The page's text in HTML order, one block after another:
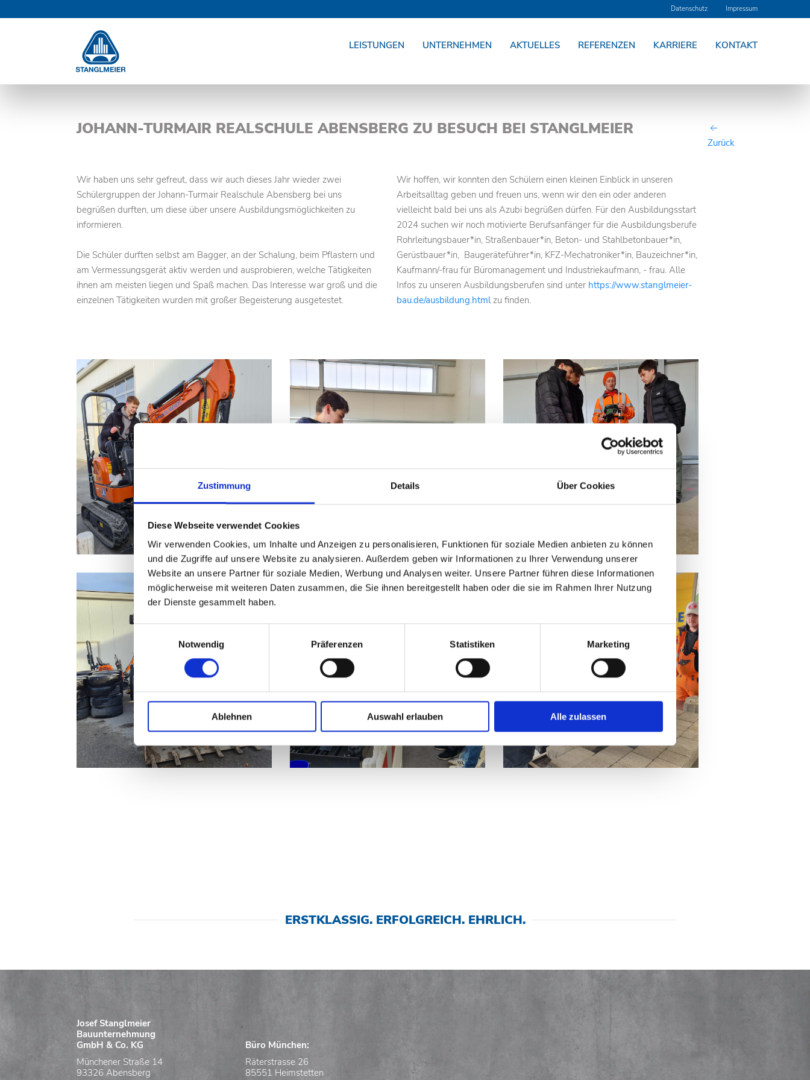
Zustimmung Details Über Cookies
Diese Webseite verwendet Cookies
Wir verwenden Cookies, um Inhalte und Anzeigen zu personalisieren, Funktionen für soziale Medien anbieten zu können
und die Zugriffe auf unsere Website zu analysieren. Außerdem geben wir Informationen zu Ihrer Verwendung unserer
Website an unsere Partner für soziale Medien, Werbung und Analysen weiter. Unsere Partner führen diese Informationen
möglicherweise mit weiteren Daten zusammen, die Sie ihnen bereitgestellt haben oder die sie im Rahmen Ihrer Nutzung
der Dienste gesammelt haben.
Notwendig
Präferenzen Statistiken Marketing
Ablehnen Auswahl erlauben Alle zulassen
Datenschutz Impressum
LEISTUNGEN UNTERNEHMEN AKTUELLES REFERENZEN KARRIERE KONTAKT
JOHANN-TURMAIR REALSCHULE ABENSBERG ZU BESUCH BEI STANGLMEIER
Wir haben uns sehr gefreut, dass wir auch dieses Jahr wieder zwei
Schülergruppen der Johann-Turmair Realschule Abensberg bei uns
begrüßen durften, um diese über unsere Ausbildungsmöglichkeiten zu
informieren.
Die Schüler durften selbst am Bagger, an der Schalung, beim Pflastern und
am Vermessungsgerät aktiv werden und ausprobieren, welche Tätigkeiten
ihnen am meisten liegen und Spaß machen. Das Interesse war groß und die
einzelnen Tätigkeiten wurden mit großer Begeisterung ausgetestet.
Wir hoffen, wir konnten den Schülern einen kleinen Einblick in unseren
Arbeitsalltag geben und freuen uns, wenn wir den ein oder anderen
vielleicht bald bei uns als Azubi begrüßen dürfen. Für den Ausbildungsstart
2024 suchen wir noch motivierte Berufsanfänger für die Ausbildungsberufe
Rohrleitungsbauer*in, Straßenbauer*in, Beton- und Stahlbetonbauer*in,
Gerüstbauer*in, Baugeräteführer*in, KFZ-Mechatroniker*in, Bauzeichner*in,
Kaufmann/-frau für Büromanagement und Industriekaufmann, - frau. Alle
Infos zu unseren Ausbildungsberufen sind unter https://www.stanglmeier-
bau.de/ausbildung.htmlzu finden.
Zurück
ERSTKLASSIG. ERFOLGREICH. EHRLICH.
Josef Stanglmeier
Bauunternehmung
GmbH & Co. KG
Münchener Straße 14
93326 Abensberg
Büro München:
Räterstrasse 26
85551 Heimstetten